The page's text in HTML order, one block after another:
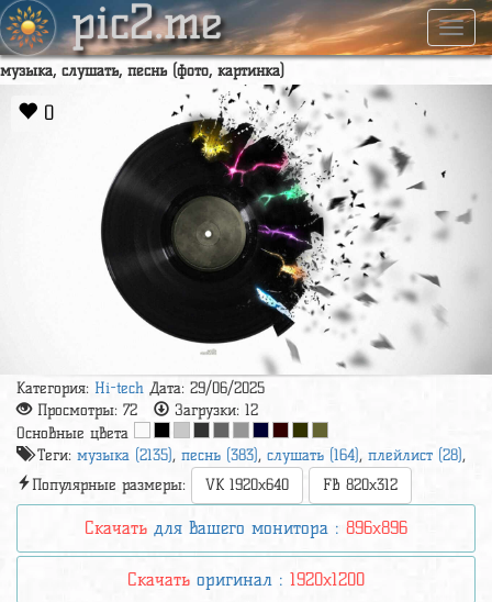
pic2.me
музыка, слушать, песнь (фото, картинка)
0
Категория: Hi-tech Дата: 29/06/2025
Просмотры: 72 Загрузки: 12
Основные цвета
Теги: музыка (2135), песнь (383), слушать (164), плейлист (28),
Популярные размеры:
VK 1920x640 FB 820x312
Скачать для вашего монитора : 896x896
Скачать оригинал : 1920x1200